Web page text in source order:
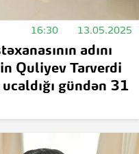
16:30 13.05.2025
adını
Quliyev Tarverdi
gündən 31